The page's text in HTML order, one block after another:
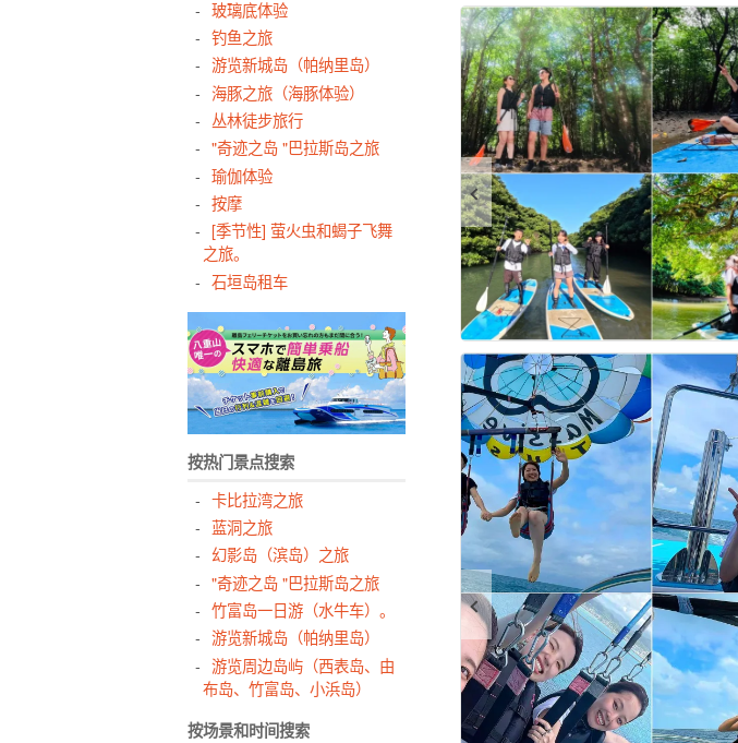
玻璃底体验
钓鱼之旅
游览新城岛（帕纳里岛）
海豚之旅（海豚体验）
丛林徒步旅行
"奇迹之岛 "巴拉斯岛之旅
瑜伽体验
按摩
[季节性] 萤火虫和蝎子飞舞
之旅。
石垣岛租车
按热门景点搜索
卡比拉湾之旅
蓝洞之旅
幻影岛（滨岛）之旅
"奇迹之岛 "巴拉斯岛之旅
竹富岛一日游（水牛车）。
游览新城岛（帕纳里岛）
游览周边岛屿（西表岛、由
布岛、竹富岛、小浜岛）
按场景和时间搜索